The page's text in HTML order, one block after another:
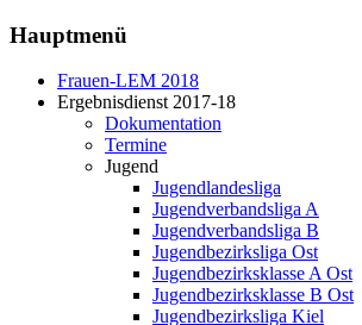
Hauptmenü
Frauen-LEM 2018
Ergebnisdienst 2017-18
Dokumentation
Termine
Jugend
Jugendlandesliga
Jugendverbandsliga A
Jugendverbandsliga B
Jugendbezirksliga Ost
Jugendbezirksklasse A Ost
Jugendbezirksklasse B Ost
Jugendbezirksliga Kiel